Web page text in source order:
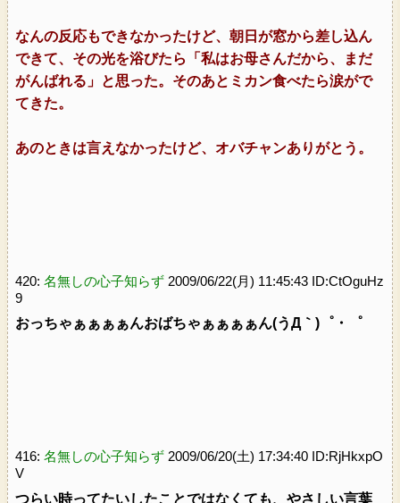
なんの反応もできなかったけど、朝日が窓から差し込ん
できて、その光を浴びたら「私はお母さんだから、まだ
がんばれる」と思った。そのあとミカン食べたら涙がで
てきた。
あのときは言えなかったけど、オバチャンありがとう。
420: 名無しの心子知らず 2009/06/22(月) 11:45:43 ID:CtOguHz
9
おっちゃぁぁぁぁんおばちゃぁぁぁぁん(うД｀)゜・゜
416: 名無しの心子知らず 2009/06/20(土) 17:34:40 ID:RjHkxpO
V
つらい時ってたいしたことではなくても、やさしい言葉